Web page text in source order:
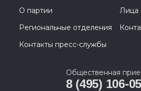
О партии
Лица
Региональные отделения
Контакты пресс-службы
Общественная
8 (495) 106-